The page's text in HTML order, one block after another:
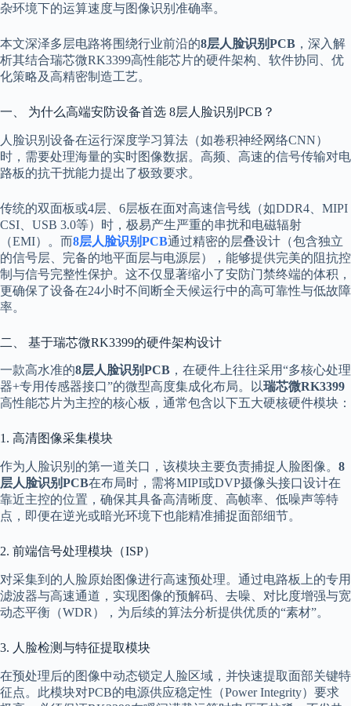
杂环境下的运算速度与图像识别准确率。
本文深泽多层电路将围绕行业前沿的8层人脸识别PCB ，深入解
析其结合瑞芯微RK3399高性能芯片的硬件架构、软件协同、优
化策略及高精密制造工艺。
一、 为什么高端安防设备首选 8层人脸识别PCB？
人脸识别设备在运行深度学习算法（如卷积神经网络CNN）
时，需要处理海量的实时图像数据。高频、高速的信号传输对电
路板的抗干扰能力提出了极致要求。
传统的双面板或4层、6层板在面对高速信号线（如DDR4、MIPI
CSI、USB 3.0等）时，极易产生严重的串扰和电磁辐射
（EMI）。而8层人脸识别PCB通过精密的层叠设计（包含独立
的信号层、完备的地平面层与电源层），能够提供完美的阻抗控
制与信号完整性保护。这不仅显著缩小了安防门禁终端的体积，
更确保了设备在24小时不间断全天候运行中的高可靠性与低故障
率。
二、 基于瑞芯微RK3399的硬件架构设计
一款高水准的8层人脸识别PCB ，在硬件上往往采用“多核心处理
器+专用传感器接口”的微型高度集成化布局。以瑞芯微RK3399
高性能芯片为主控的核心板，通常包含以下五大硬核硬件模块：
1. 高清图像采集模块
作为人脸识别的第一道关口，该模块主要负责捕捉人脸图像。 8
层人脸识别PCB在布局时，需将MIPI或DVP摄像头接口设计在
靠近主控的位置，确保其具备高清晰度、高帧率、低噪声等特
点，即便在逆光或暗光环境下也能精准捕捉面部细节。
2. 前端信号处理模块（ISP）
对采集到的人脸原始图像进行高速预处理。通过电路板上的专用
滤波器与高速通道，实现图像的预解码、去噪、对比度增强与宽
动态平衡（WDR），为后续的算法分析提供优质的“素材”。
3. 人脸检测与特征提取模块
在预处理后的图像中动态锁定人脸区域，并快速提取面部关键特
征点。此模块对PCB的电源供应稳定性（Power Integrity）要求